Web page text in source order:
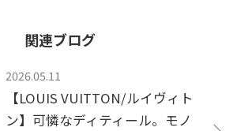
関連ブログ
2026.05.11
【LOUIS VUITTON/ルイヴィト
ン】可憐なディティール。モノ